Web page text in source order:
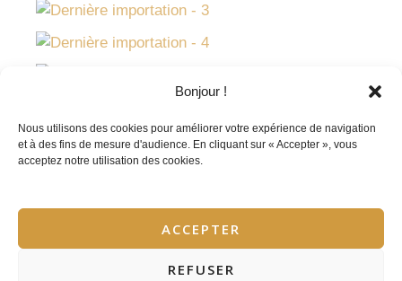
Bonjour !
Nous utilisons des cookies pour améliorer votre expérience de navigation
et à des fins de mesure d'audience. En cliquant sur « Accepter », vous
acceptez notre utilisation des cookies.
ACCEPTER
REFUSER